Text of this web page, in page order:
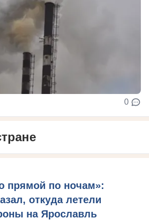
0
прямой по ночам»:
откуда летели
на Ярославль